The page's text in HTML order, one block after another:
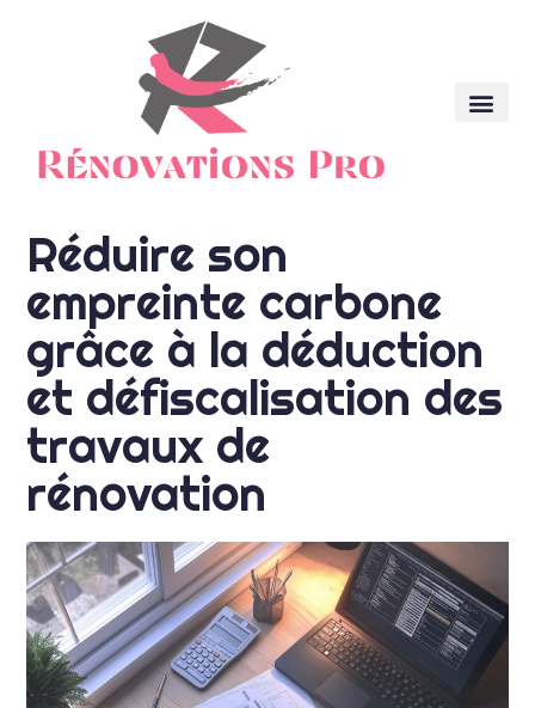
Réduire son
empreinte carbone
grâce à la déduction
et défiscalisation des
travaux de
rénovation